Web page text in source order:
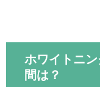
ホワイトニ
間は？